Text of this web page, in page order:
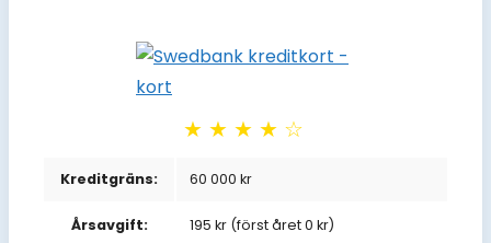
★★★★☆
Kreditgräns: 60 000 kr
Årsavgift: 195 kr (först året 0 kr)